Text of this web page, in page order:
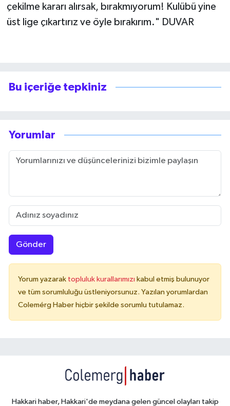
çekilme kararı alırsak, bırakmıyorum! Kulübü yine
üst lige çıkartırız ve öyle bırakırım." DUVAR
Bu içeriğe tepkiniz
Yorumlar
Gönder
Yorum yazarak topluluk kurallarımızı kabul etmiş bulunuyor
ve tüm sorumluluğu üstleniyorsunuz. Yazılan yorumlardan
Colemérg Haber hiçbir şekilde sorumlu tutulamaz.
Hakkari haber, Hakkari'de meydana gelen güncel olayları takip